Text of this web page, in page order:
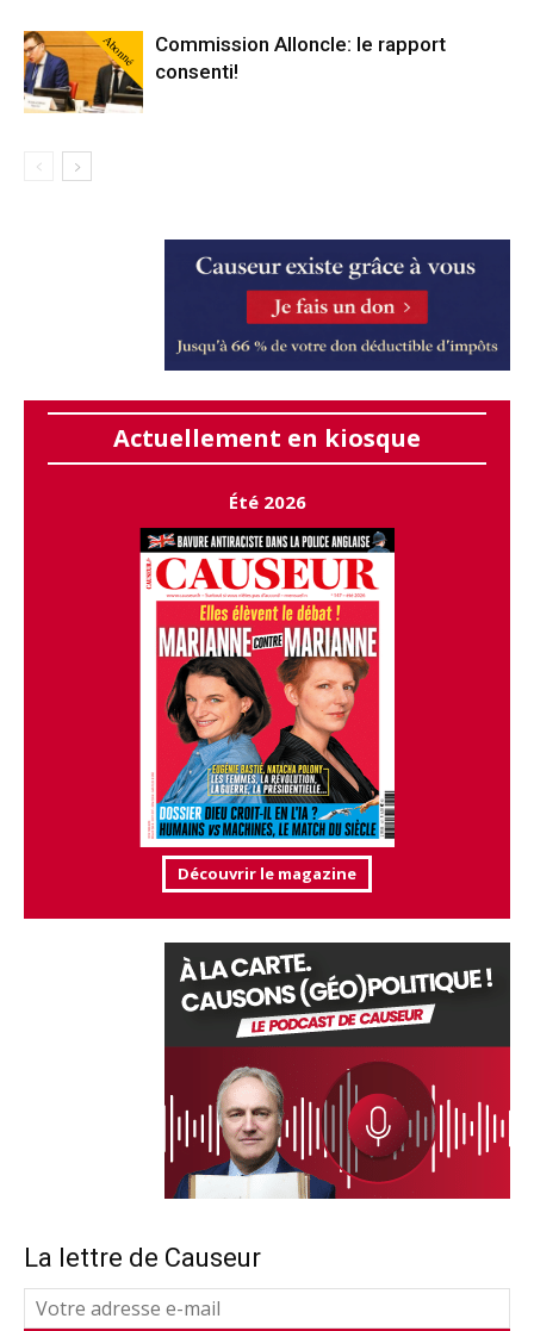
Abonné
Commission Alloncle: le rapport
consenti!
Actuellement en kiosque
Été 2026
Découvrir le magazine
La lettre de Causeur